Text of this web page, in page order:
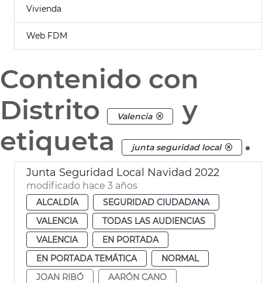
Vivienda
Web FDM
Contenido con
Distrito
Valencia
y
etiqueta
junta seguridad local .
Junta Seguridad Local Navidad 2022
modificado hace 3 años
ALCALDÍA
SEGURIDAD CIUDADANA
VALENCIA
TODAS LAS AUDIENCIAS
VALENCIA
EN PORTADA
EN PORTADA TEMÁTICA
NORMAL
JOAN RIBÓ
AARÓN CANO